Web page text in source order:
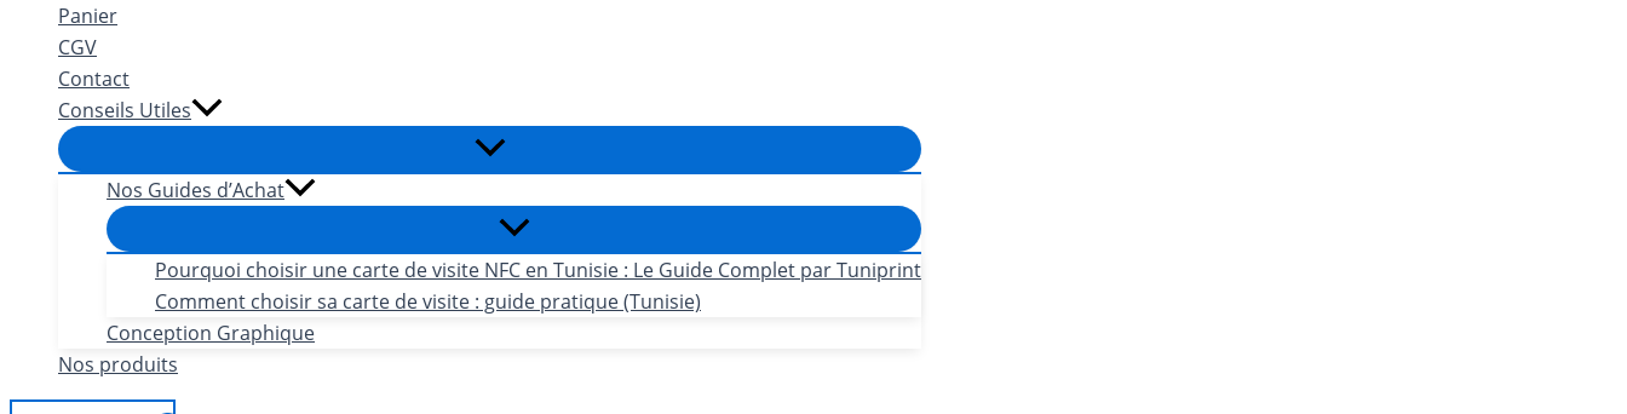
Panier
CGV
Contact
Conseils Utiles
Nos Guides d’Achat
Pourquoi choisir une carte de visite NFC en Tunisie : Le Guide Complet par Tuniprint
Comment choisir sa carte de visite : guide pratique (Tunisie)
Conception Graphique
Nos produits